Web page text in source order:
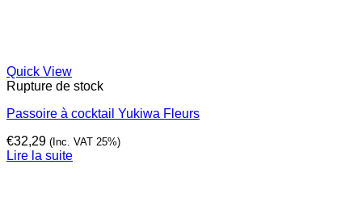
Quick View
Rupture de stock
Passoire à cocktail Yukiwa Fleurs
€32,29 (Inc. VAT 25%)
Lire la suite